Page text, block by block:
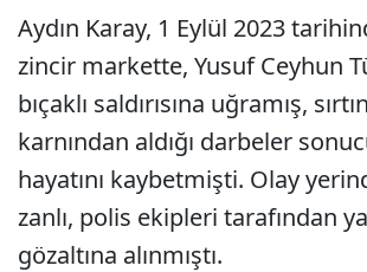
Aydın Karay, 1 Eylül 2023
zincir markette, Yusuf Ceyhun
bıçaklı saldırısına uğramış,
karnından aldığı darbeler
hayatını kaybetmişti. Olay
zanlı, polis ekipleri tarafından
gözaltına alınmıştı.